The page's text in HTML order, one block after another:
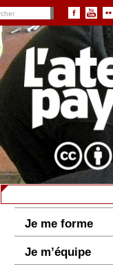
Je me forme
Je m’équipe